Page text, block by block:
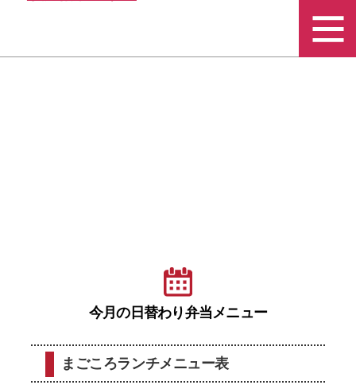
水
今月の日替わり弁当メニュー
まごころランチメニュー表